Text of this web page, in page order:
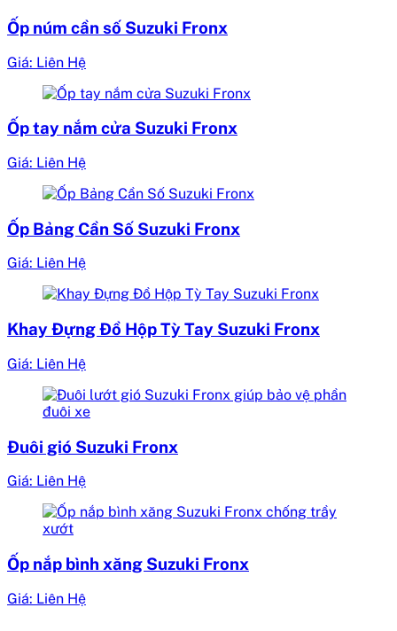
Ốp núm cần số Suzuki Fronx
Giá: Liên Hệ
Ốp tay nắm cửa Suzuki Fronx
Giá: Liên Hệ
Ốp Bảng Cần Số Suzuki Fronx
Giá: Liên Hệ
Khay Đựng Đồ Hộp Tỳ Tay Suzuki Fronx
Giá: Liên Hệ
Đuôi gió Suzuki Fronx
Giá: Liên Hệ
Ốp nắp bình xăng Suzuki Fronx
Giá: Liên Hệ